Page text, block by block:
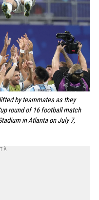
by teammates as they
round of 16 football match
in Atlanta on July 7,